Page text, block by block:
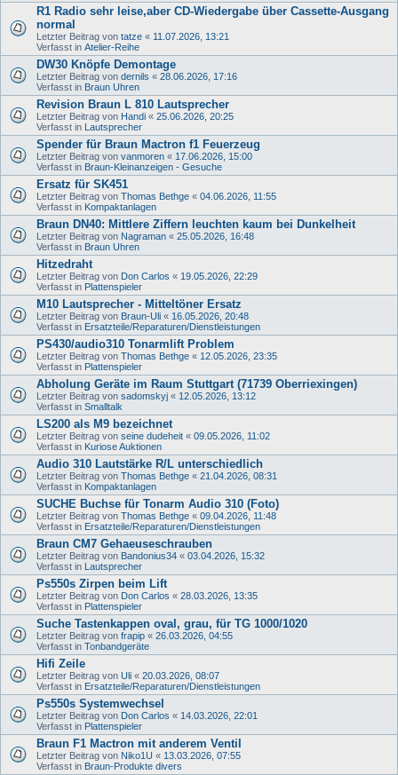
R1 Radio sehr leise,aber CD-Wiedergabe über Cassette-Ausgang
normal
Letzter Beitrag von tatze « 11.07.2026, 13:21
Verfasst in Atelier-Reihe
DW30 Knöpfe Demontage
Letzter Beitrag von dernils « 28.06.2026, 17:16
Verfasst in Braun Uhren
Revision Braun L 810 Lautsprecher
Letzter Beitrag von Handi « 25.06.2026, 20:25
Verfasst in Lautsprecher
Spender für Braun Mactron f1 Feuerzeug
Letzter Beitrag von vanmoren « 17.06.2026, 15:00
Verfasst in Braun-Kleinanzeigen - Gesuche
Ersatz für SK451
Letzter Beitrag von Thomas Bethge « 04.06.2026, 11:55
Verfasst in Kompaktanlagen
Braun DN40: Mittlere Ziffern leuchten kaum bei Dunkelheit
Letzter Beitrag von Nagraman « 25.05.2026, 16:48
Verfasst in Braun Uhren
Hitzedraht
Letzter Beitrag von Don Carlos « 19.05.2026, 22:29
Verfasst in Plattenspieler
M10 Lautsprecher - Mitteltöner Ersatz
Letzter Beitrag von Braun-Uli « 16.05.2026, 20:48
Verfasst in Ersatzteile/Reparaturen/Dienstleistungen
PS430/audio310 Tonarmlift Problem
Letzter Beitrag von Thomas Bethge « 12.05.2026, 23:35
Verfasst in Plattenspieler
Abholung Geräte im Raum Stuttgart (71739 Oberriexingen)
Letzter Beitrag von sadomskyj « 12.05.2026, 13:12
Verfasst in Smalltalk
LS200 als M9 bezeichnet
Letzter Beitrag von seine dudeheit « 09.05.2026, 11:02
Verfasst in Kuriose Auktionen
Audio 310 Lautstärke R/L unterschiedlich
Letzter Beitrag von Thomas Bethge « 21.04.2026, 08:31
Verfasst in Kompaktanlagen
SUCHE Buchse für Tonarm Audio 310 (Foto)
Letzter Beitrag von Thomas Bethge « 09.04.2026, 11:48
Verfasst in Ersatzteile/Reparaturen/Dienstleistungen
Braun CM7 Gehaeuseschrauben
Letzter Beitrag von Bandonius34 « 03.04.2026, 15:32
Verfasst in Lautsprecher
Ps550s Zirpen beim Lift
Letzter Beitrag von Don Carlos « 28.03.2026, 13:35
Verfasst in Plattenspieler
Suche Tastenkappen oval, grau, für TG 1000/1020
Letzter Beitrag von frapip « 26.03.2026, 04:55
Verfasst in Tonbandgeräte
Hifi Zeile
Letzter Beitrag von Uli « 20.03.2026, 08:07
Verfasst in Ersatzteile/Reparaturen/Dienstleistungen
Ps550s Systemwechsel
Letzter Beitrag von Don Carlos « 14.03.2026, 22:01
Verfasst in Plattenspieler
Braun F1 Mactron mit anderem Ventil
Letzter Beitrag von Niko1U « 13.03.2026, 07:55
Verfasst in Braun-Produkte divers